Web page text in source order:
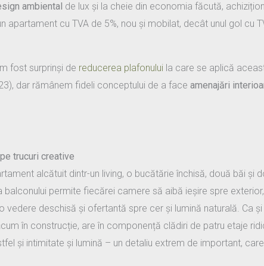
ambiental de lux și la cheie din economia făcută,
apartament cu TVA de 5%, nou și mobilat, decât unul gol cu
fost surprinși de reducerea plafonuluila care se aplică
dar rămânem fideli conceptului de a face amenajări
trucuri creative
alcătuit dintr-un living, o bucătărie închisă, două băi și
permite fiecărei camere să aibă ieșire spre
vedere deschisă și ofertantă spre cer și lumină naturală. Ca
în construcție, are în componență clădiri de patru etaje
și intimitate și lumină – un detaliu extrem de important,